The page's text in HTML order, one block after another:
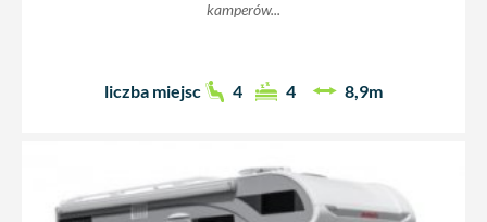
kamperów...
liczba miejsc 4 4 8,9m